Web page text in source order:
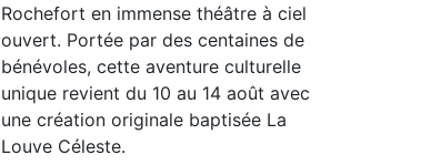
Rochefort en immense théâtre à ciel
ouvert. Portée par des centaines de
bénévoles, cette aventure culturelle
unique revient du 10 au 14 août avec
une création originale baptisée La
Louve Céleste.